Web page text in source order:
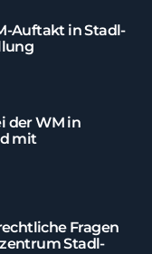
Auftakt in Stadl-
der WM in
mit
Fragen
Stadl-